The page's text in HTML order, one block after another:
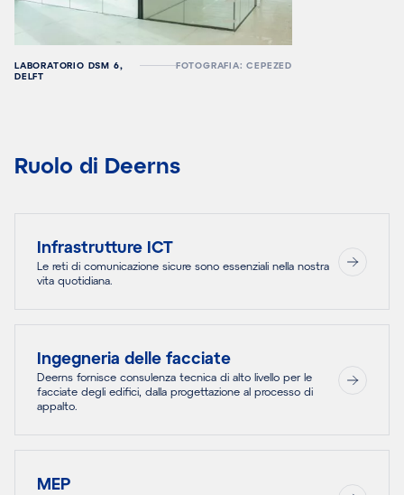
LABORATORIO DSM 6,
DELFT
FOTOGRAFIA: CEPEZED
Ruolo di Deerns
Infrastrutture ICT
Le reti di comunicazione sicure sono essenziali nella nostra
vita quotidiana.
Ingegneria delle facciate
Deerns fornisce consulenza tecnica di alto livello per le
facciate degli edifici, dalla progettazione al processo di
appalto.
MEP